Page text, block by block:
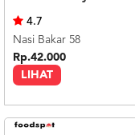
LIHAT
4.7
Nasi Bakar 58
Rp.42.000